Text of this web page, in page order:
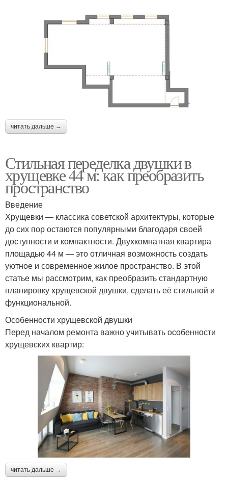
читать дальше →
Стильная переделка двушки в
хрущевке 44 м: как преобразить
пространство
Введение
Хрущевки — классика советской архитектуры, которые
до сих пор остаются популярными благодаря своей
доступности и компактности. Двухкомнатная квартира
площадью 44 м — это отличная возможность создать
уютное и современное жилое пространство. В этой
статье мы рассмотрим, как преобразить стандартную
планировку хрущевской двушки, сделать её стильной и
функциональной.
Особенности хрущевской двушки
Перед началом ремонта важно учитывать особенности
хрущевских квартир:
читать дальше →